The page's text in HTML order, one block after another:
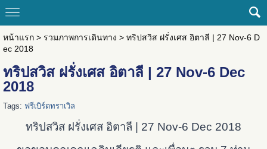
หน้าแรก> รวมภาพการเดินทาง > ทริปสวิส ฝรั่งเศส อิตาลี | 27 Nov-6 D
ec 2018
ทริปสวิส ฝรั่งเศส อิตาลี | 27 Nov-6 Dec
2018
Tags: ฟรีเบิร์ดทราเวิล
ทริปสวิส ฝรั่งเศส อิตาลี | 27 Nov-6 Dec 2018